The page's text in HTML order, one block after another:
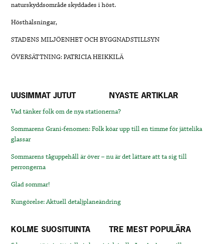
naturskyddsområde skyddades i höst.
Hösthälsningar,
STADENS MILJÖENHET OCH BYGGNADSTILLSYN
ÖVERSÄTTNING: PATRICIA HEIKKILÄ
UUSIMMAT JUTUT NYASTE ARTIKLAR
Vad tänker folk om de nya stationerna?
Sommarens Grani-fenomen: Folk köar upp till en timme för jättelika
glassar
Sommarens tåguppehåll är över – nu är det lättare att ta sig till
perrongerna
Glad sommar!
Kungörelse: Aktuell detaljplaneändring
KOLME SUOSITUINTA TRE MEST POPULÄRA